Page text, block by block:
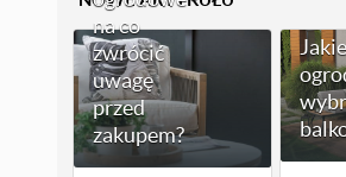
na co
zwrócić
uwagę
przed
zakupem?